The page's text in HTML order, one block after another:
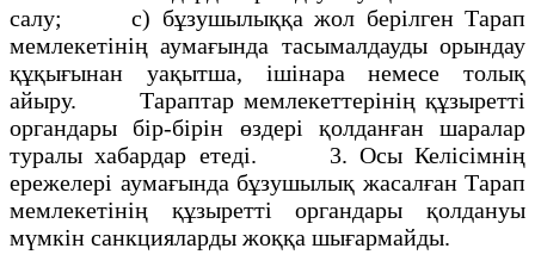
салу; c) бұзушылыққа жол берілген Тарап
мемлекетінің аумағында тасымалдауды орындау
құқығынан уақытша, ішінара немесе толық
айыру. Тараптар мемлекеттерінің құзыретті
органдары бір-бірін өздері қолданған шаралар
туралы хабардар етеді. 3. Осы Келісімнің
ережелері аумағында бұзушылық жасалған Тарап
мемлекетінің құзыретті органдары қолдануы
мүмкін санкцияларды жоққа шығармайды.